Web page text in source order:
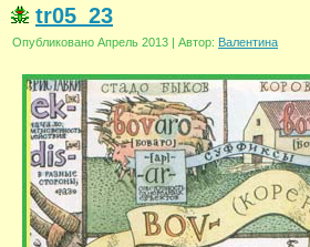
tr05_23
Опубликовано Апрель 2013 | Автор: Валентина